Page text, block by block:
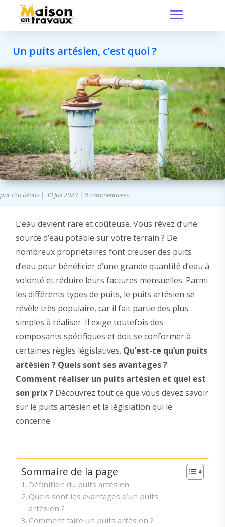
Un puits artésien, c’est quoi ?
parPro Rénov| 30 Juil 2023 | 0 commentaires
L’eau devient rare et coûteuse. Vous rêvez d’une
source d’eau potable sur votre terrain ? De
nombreux propriétaires font creuser des puits
d’eau pour bénéficier d’une grande quantité d’eau à
volonté et réduire leurs factures mensuelles. Parmi
les différents types de puits, le puits artésien se
révèle très populaire, car il fait partie des plus
simples à réaliser. Il exige toutefois des
composants spécifiques et doit se conformer à
certaines règles législatives. Qu’est-ce qu’un puits
artésien ? Quels sont ses avantages ?
Comment réaliser un puits artésien et quel est
son prix ?Découvrez tout ce que vous devez savoir
sur le puits artésien et la législation qui le
concerne.
Sommaire de la page
Définition du puits artésien
Quels sont les avantages d’un puits
artésien ?
Comment faire un puits artésien ?